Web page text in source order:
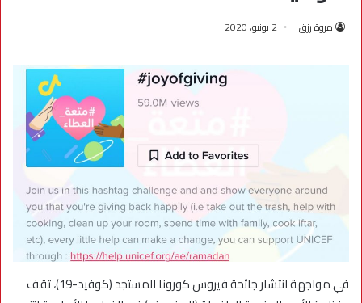
مروة رزق 2 يونيو، 2020
في مواجهة انتشار جائحة فيروس كورونا المستجد (كوفيد-19)، تقف